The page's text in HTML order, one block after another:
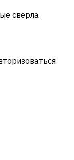
сверла